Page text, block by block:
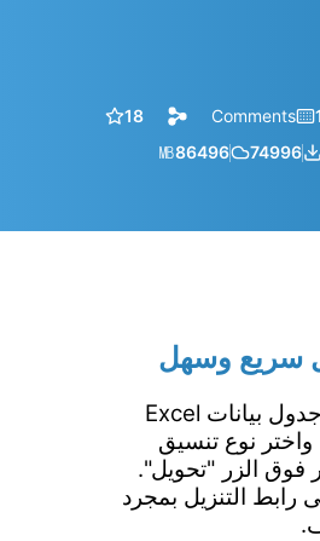
1
Comments
18
74996
86496
㎆︎
سريع وسهل
قم بتحميل جدول بيانات Excel
نوع تنسيق
فوق الزر "تحويل".
التنزيل بمجرد